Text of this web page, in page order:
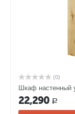
(0)
Шкаф настенный
22,290 Р